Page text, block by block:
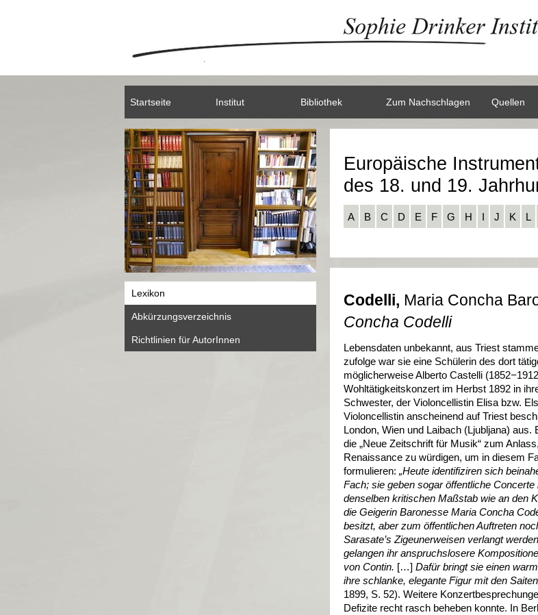
Startseite Institut Bibliothek Zum Nachschlagen Quellen
Europäische
des 18. und 19.
A B C D E F G H I J K L
Codelli, Maria Concha
Concha Codelli
Lebensdaten unbekannt, aus Triest
zufolge war sie eine Schülerin des dort
möglicherweise Alberto Castelli (1852−
Wohltätigkeitskonzert im Herbst 1892 in
Schwester, der Violoncellistin Elisa bzw.
Violoncellistin anscheinend auf Triest
London, Wien und Laibach (Ljubljana)
die „Neue Zeitschrift für Musik“ zum
Renaissance zu würdigen, um in diesem
formulieren: „Heute identifiziren sich
Fach; sie geben sogar öffentliche
denselben kritischen Maßstab wie an den
die Geigerin Baronesse Maria Concha
besitzt, aber zum öffentlichen Auftreten
Sarasate’s Zigeunerweisen verlangt
gelangen ihr anspruchslosere
von Contin. […] Dafür bringt sie einen
ihre schlanke, elegante Figur mit den
1899, S. 52). Weitere
Defizite recht rasch beheben konnte. In
Lexikon
Abkürzungsverzeichnis
Richtlinien für AutorInnen